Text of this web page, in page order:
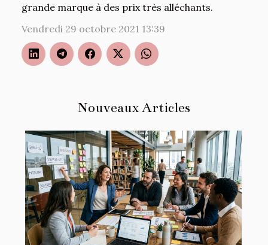
Nouveaux Articles
grande marque à des prix très alléchants.
Vendredi 29 octobre 2021 13:39